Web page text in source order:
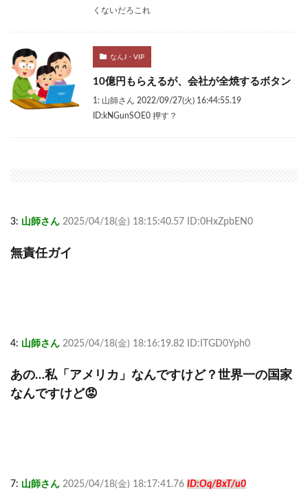
くないだろこれ
なんJ・VIP
10億円もらえるが、会社が全焼するボタン
1: 山師さん 2022/09/27(火) 16:44:55.19
ID:kNGunSOE0 押す？
3: 山師さん 2025/04/18(金) 18:15:40.57 ID:0HxZpbEN0
無責任ガイ
4: 山師さん 2025/04/18(金) 18:16:19.82 ID:ITGD0Yph0
あの…私「アメリカ」なんですけど？世界一の国家
なんですけど😡
7: 山師さん 2025/04/18(金) 18:17:41.76 ID:Oq/BxT/u0